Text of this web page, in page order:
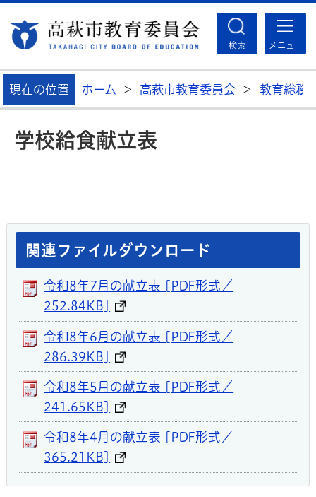
検索 メニュー
現在の位置 ホーム > 高萩市教育委員会 > 教育総務
学校給食献立表
関連ファイルダウンロード
令和8年7月の献立表 [PDF形式／
252.84KB]
令和8年6月の献立表 [PDF形式／
286.39KB]
令和8年5月の献立表 [PDF形式／
241.65KB]
令和8年4月の献立表 [PDF形式／
365.21KB]